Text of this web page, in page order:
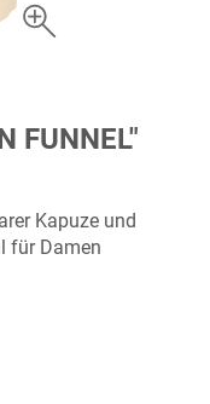
FUNNEL"
Kapuze und
für Damen